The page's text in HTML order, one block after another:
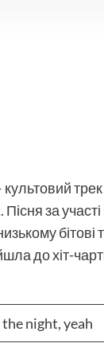
за
до хіт-
night, yeah